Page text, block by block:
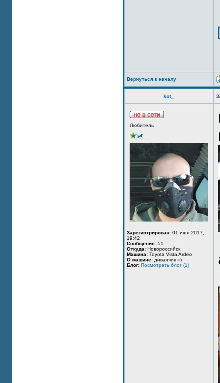
Вернуться к началу
kot_
Любитель
Зарегистрирован: 01 июл 2017,
19:42
Сообщения: 51
Откуда: Новороссийск
Машина: Toyota Vista Ardeo
О машине: диванчик =)
Блог: Посмотреть блог (1)